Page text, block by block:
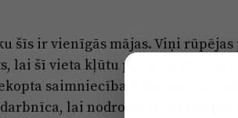
šīs ir vienīgās mājas. Viņi
lai šī vieta kļūtu par mājām. Ir
saimniecība, labiekārtota
lai nodrošinātu darba